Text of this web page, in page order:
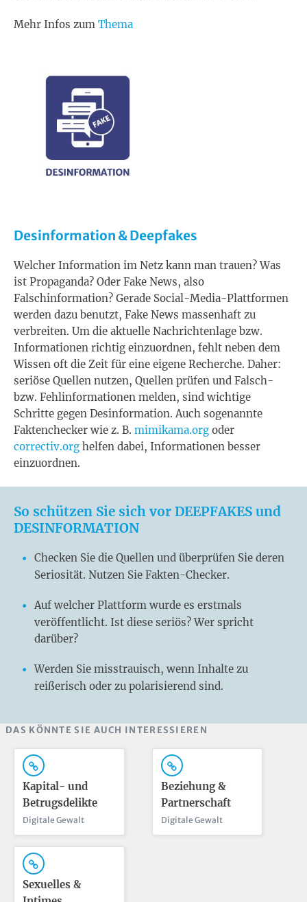
Mehr Infos zum Thema
Desinformation & Deepfakes
Welcher Information im Netz kann man trauen? Was
ist Propaganda? Oder Fake News, also
Falschinformation? Gerade Social-Media-Plattformen
werden dazu benutzt, Fake News massenhaft zu
verbreiten. Um die aktuelle Nachrichtenlage bzw.
Informationen richtig einzuordnen, fehlt neben dem
Wissen oft die Zeit für eine eigene Recherche. Daher:
seriöse Quellen nutzen, Quellen prüfen und Falsch-
bzw. Fehlinformationen melden, sind wichtige
Schritte gegen Desinformation. Auch sogenannte
Faktenchecker wie z. B. mimikama.org oder
correctiv.org helfen dabei, Informationen besser
einzuordnen.
So schützen Sie sich vor DEEPFAKES und
DESINFORMATION
Checken Sie die Quellen und überprüfen Sie deren
Seriosität. Nutzen Sie Fakten-Checker.
Auf welcher Plattform wurde es erstmals
veröffentlicht. Ist diese seriös? Wer spricht
darüber?
Werden Sie misstrauisch, wenn Inhalte zu
reißerisch oder zu polarisierend sind.
DAS KÖNNTE SIE AUCH INTERESSIEREN
Kapital- und
Betrugsdelikte
Digitale Gewalt
Beziehung &
Partnerschaft
Digitale Gewalt
Sexuelles &